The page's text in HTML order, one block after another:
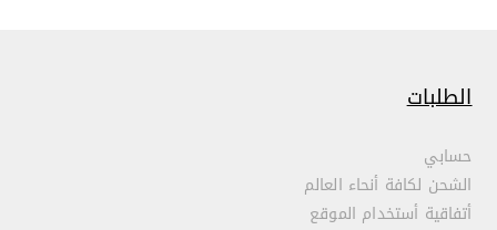
الطلبات
حسابي
الشحن لكافة أنحاء العالم
أتفاقية أستخدام الموقع